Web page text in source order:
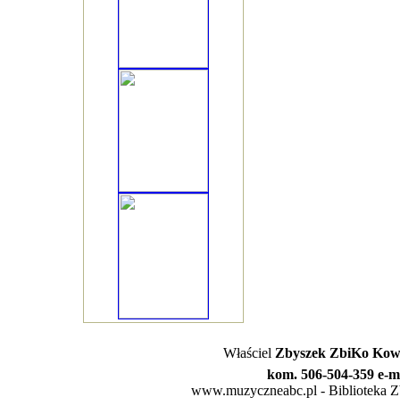
Właściel Zbyszek ZbiKo
kom. 506-504-359 e-
www.muzyczneabc.pl - Biblioteka